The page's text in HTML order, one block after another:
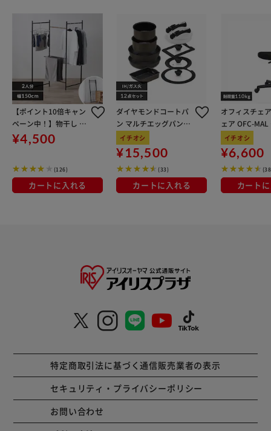
【ポイント10倍キャン
ペーン中！】物干し 室
内用 折りたたみ式 3連
OTM-150R ブラック 一
¥4,500
(126)
カートに入れる
ダイヤモンドコートパ
ン マルチエッグパン入
り 12点セット IHガス
火対応 MEGI-12S ブラ
ウンメタリック
イチオシ
¥15,500
(33)
カートに入れる
オフィスチェ
ェア OFC-
ン
イチオシ
¥6,600
カート
特定商取引法に基づく通信販売業者の表示
セキュリティ・プライバシーポリシー
お問い合わせ